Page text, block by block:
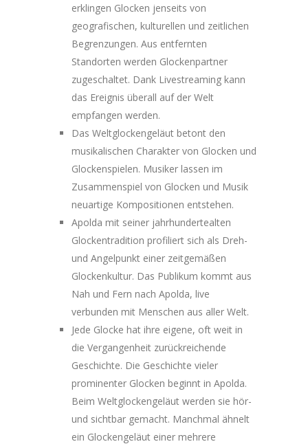
erklingen Glocken jenseits von
geografischen, kulturellen und zeitlichen
Begrenzungen. Aus entfernten
Standorten werden Glockenpartner
zugeschaltet. Dank Livestreaming kann
das Ereignis überall auf der Welt
empfangen werden.
Das Weltglockengeläut betont den
musikalischen Charakter von Glocken und
Glockenspielen. Musiker lassen im
Zusammenspiel von Glocken und Musik
neuartige Kompositionen entstehen.
Apolda mit seiner jahrhundertealten
Glockentradition profiliert sich als Dreh-
und Angelpunkt einer zeitgemäßen
Glockenkultur. Das Publikum kommt aus
Nah und Fern nach Apolda, live
verbunden mit Menschen aus aller Welt.
Jede Glocke hat ihre eigene, oft weit in
die Vergangenheit zurückreichende
Geschichte. Die Geschichte vieler
prominenter Glocken beginnt in Apolda.
Beim Weltglockengeläut werden sie hör-
und sichtbar gemacht. Manchmal ähnelt
ein Glockengeläut einer mehrere